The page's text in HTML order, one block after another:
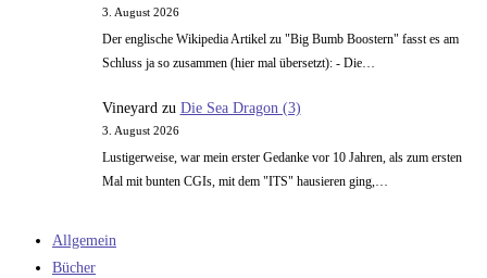
3. August 2026
Der englische Wikipedia Artikel zu "Big Bumb Boostern" fasst es am
Schluss ja so zusammen (hier mal übersetzt): - Die…
Vineyard zu Die Sea Dragon (3)
3. August 2026
Lustigerweise, war mein erster Gedanke vor 10 Jahren, als zum ersten
Mal mit bunten CGIs, mit dem "ITS" hausieren ging,…
Allgemein
Bücher